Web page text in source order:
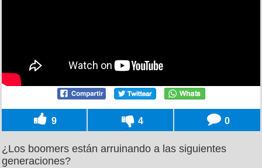
9 4 0
¿Los boomers están arruinando a las siguientes
generaciones?